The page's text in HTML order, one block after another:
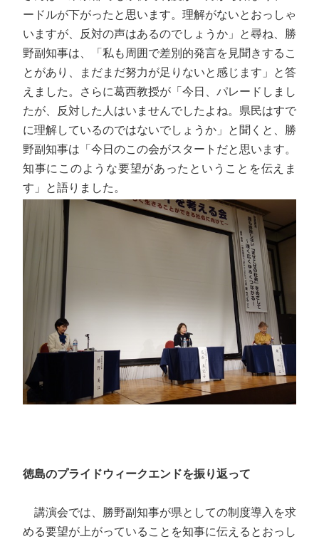
ードルが下がったと思います。理解がないとおっしゃ
いますが、反対の声はあるのでしょうか」と尋ね、勝
野副知事は、「私も周囲で差別的発言を見聞きするこ
とがあり、まだまだ努力が足りないと感じます」と答
えました。さらに葛西教授が「今日、パレードしまし
たが、反対した人はいませんでしたよね。県民はすで
に理解しているのではないでしょうか」と聞くと、勝
野副知事は「今日のこの会がスタートだと思います。
知事にこのような要望があったということを伝えま
す」と語りました。
徳島のプライドウィークエンドを振り返って
講演会では、勝野副知事が県としての制度導入を求
める要望が上がっていることを知事に伝えるとおっし